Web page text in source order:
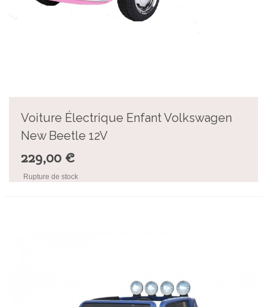
Voiture Électrique Enfant Volkswagen
New Beetle 12V
229,00 €
Rupture de stock